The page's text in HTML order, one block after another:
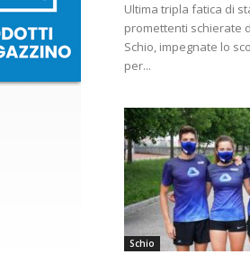
Ultima tripla fatica di
promettenti schierate
Schio, impegnate lo
per...
Schio